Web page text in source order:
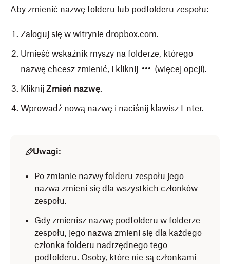
Aby zmienić nazwę folderu lub podfolderu zespołu:
Zaloguj się w witrynie dropbox.com.
Umieść wskaźnik myszy na folderze, którego
nazwę chcesz zmienić, i kliknij
(więcej opcji).
Kliknij Zmień nazwę.
Wprowadź nową nazwę i naciśnij klawisz Enter.
Uwagi:
Po zmianie nazwy folderu zespołu jego
nazwa zmieni się dla wszystkich członków
zespołu.
Gdy zmienisz nazwę podfolderu w folderze
zespołu, jego nazwa zmieni się dla każdego
członka folderu nadrzędnego tego
podfolderu. Osoby, które nie są członkami